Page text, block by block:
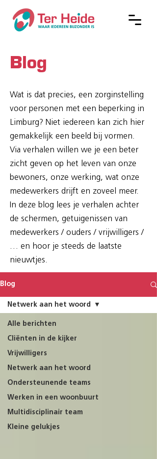
Blog
Wat is dat precies, een zorginstelling
voor personen met een beperking in
Limburg? Niet iedereen kan zich hier
gemakkelijk een beeld bij vormen.
Via verhalen willen we je een beter
zicht geven op het leven van onze
bewoners, onze werking, wat onze
medewerkers drijft en zoveel meer.
In deze blog lees je verhalen achter
de schermen, getuigenissen van
medewerkers / ouders / vrijwilligers /
… en hoor je steeds de laatste
nieuwtjes.
Blog
Alle berichten
Cliënten in de kijker
Vrijwilligers
Netwerk aan het woord
Ondersteunende teams
Werken in een woonbuurt
Multidisciplinair team
Kleine gelukjes
Netwerk aan het woord